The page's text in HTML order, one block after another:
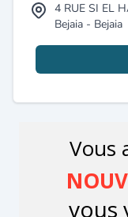
4 RUE SI EL
Bejaia - Bejaia